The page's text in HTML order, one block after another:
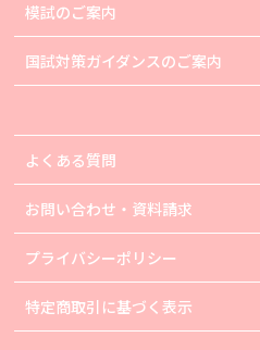
模試のご案内
国試対策ガイダンスのご案内
よくある質問
お問い合わせ・資料請求
プライバシーポリシー
特定商取引に基づく表示